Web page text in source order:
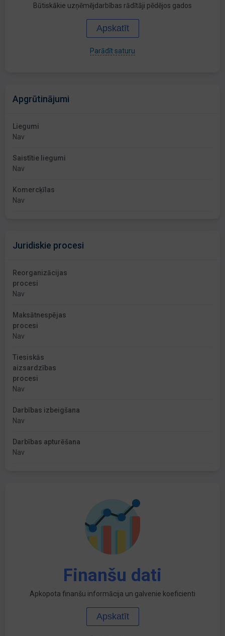
Būtiskākie uzņēmējdarbības rādītāji pēdējos gados
Apskatīt
Parādīt saturu
Apgrūtinājumi
Liegumi
Nav
Saistītie liegumi
Nav
Komercķīlas
Nav
Juridiskie procesi
Reorganizācijas
procesi
Nav
Maksātnespējas
procesi
Nav
Tiesiskās
aizsardzības
procesi
Nav
Darbības izbeigšana
Nav
Darbības apturēšana
Nav
Finanšu dati
Apkopota finanšu informācija un galvenie koeficienti
Apskatīt